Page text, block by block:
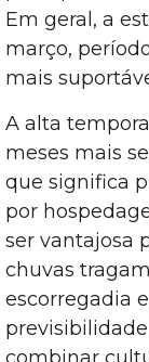
Em geral, a
março,
mais
A alta
meses mais
que significa
por
ser vantajosa
chuvas
escorregadia